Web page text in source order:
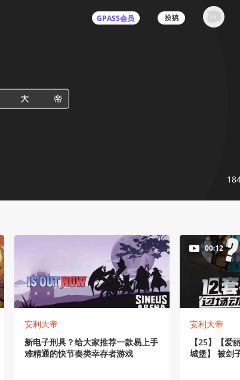
GPASS会员
安利大帝
新电子刑具？给大家推荐一款易上手
难精通的快节奏类幸存者游戏
00:12
安利大帝
【25】【爱
城堡】 被刽